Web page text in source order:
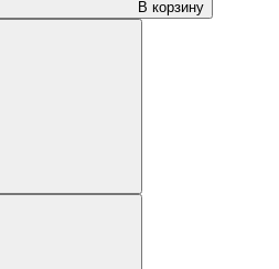
В корзину